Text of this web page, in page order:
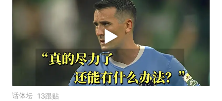
话体坛 13跟贴